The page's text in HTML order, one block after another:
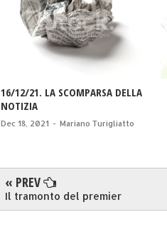
16/12/21. LA SCOMPARSA DELLA
NOTIZIA
Dec 18, 2021 - Mariano Turigliatto
« PREV
Il tramonto del premier